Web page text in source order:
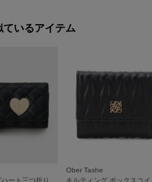
ラー等に変更がある場合がござい
合があります。
って見える場合があります。ま
ているアイテム
Ober Tashe